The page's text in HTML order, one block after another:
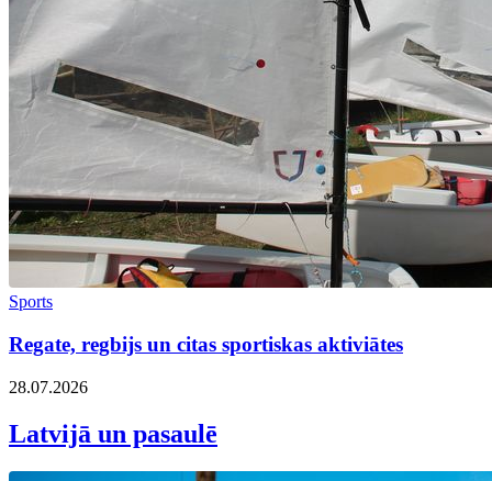
Sports
Regate, regbijs un citas sportiskas aktiviātes
28.07.2026
Latvijā un pasaulē